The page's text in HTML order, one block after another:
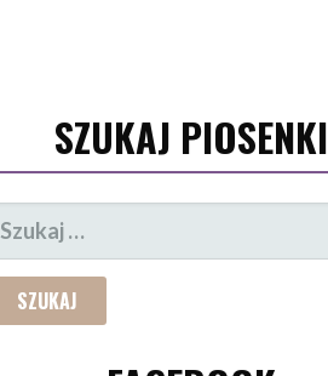
SZUKAJ PIOSENKI
SZUKAJ: